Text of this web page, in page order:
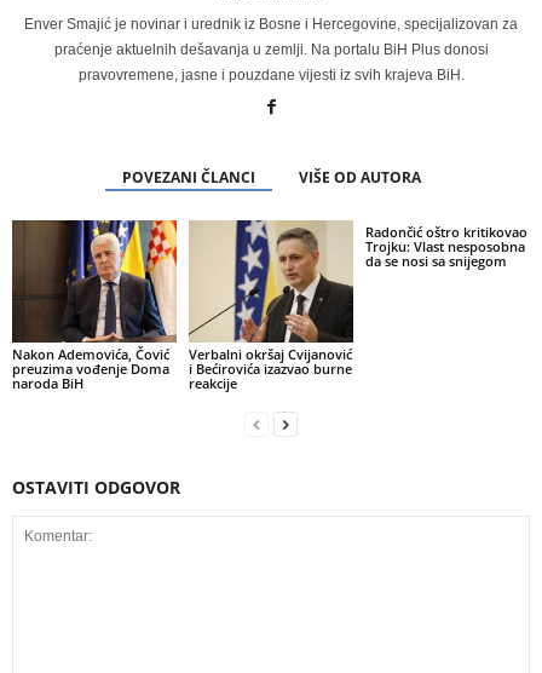
Enver Smajić je novinar i urednik iz Bosne i Hercegovine, specijalizovan za
praćenje aktuelnih dešavanja u zemlji. Na portalu BiH Plus donosi
pravovremene, jasne i pouzdane vijesti iz svih krajeva BiH.
POVEZANI ČLANCI VIŠE OD AUTORA
Nakon Ademovića, Čović
preuzima vođenje Doma
naroda BiH
Verbalni okršaj Cvijanović
i Bećirovića izazvao burne
reakcije
Radončić oštro kritikovao
Trojku: Vlast nesposobna
da se nosi sa snijegom
OSTAVITI ODGOVOR